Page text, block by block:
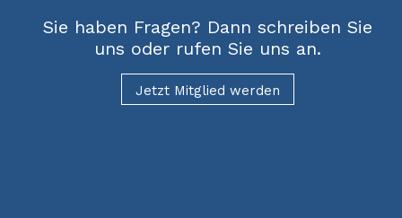
Sie haben Fragen? Dann schreiben Sie
uns oder rufen Sie uns an.
Jetzt Mitglied werden